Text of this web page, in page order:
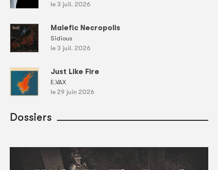
le 3 juil. 2026
Malefic Necropolis
Sidious
le 3 juil. 2026
Just Like Fire
E.VAX
le 29 juin 2026
Dossiers